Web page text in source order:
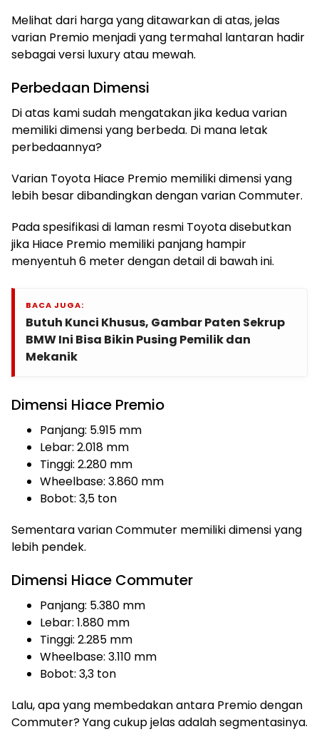
Melihat dari harga yang ditawarkan di atas, jelas
varian Premio menjadi yang termahal lantaran hadir
sebagai versi luxury atau mewah.
Perbedaan Dimensi
Di atas kami sudah mengatakan jika kedua varian
memiliki dimensi yang berbeda. Di mana letak
perbedaannya?
Varian Toyota Hiace Premio memiliki dimensi yang
lebih besar dibandingkan dengan varian Commuter.
Pada spesifikasi di laman resmi Toyota disebutkan
jika Hiace Premio memiliki panjang hampir
menyentuh 6 meter dengan detail di bawah ini.
BACA JUGA:
Butuh Kunci Khusus, Gambar Paten Sekrup
BMW Ini Bisa Bikin Pusing Pemilik dan
Mekanik
Dimensi Hiace Premio
Panjang: 5.915 mm
Lebar: 2.018 mm
Tinggi: 2.280 mm
Wheelbase: 3.860 mm
Bobot: 3,5 ton
Sementara varian Commuter memiliki dimensi yang
lebih pendek.
Dimensi Hiace Commuter
Panjang: 5.380 mm
Lebar: 1.880 mm
Tinggi: 2.285 mm
Wheelbase: 3.110 mm
Bobot: 3,3 ton
Lalu, apa yang membedakan antara Premio dengan
Commuter? Yang cukup jelas adalah segmentasinya.